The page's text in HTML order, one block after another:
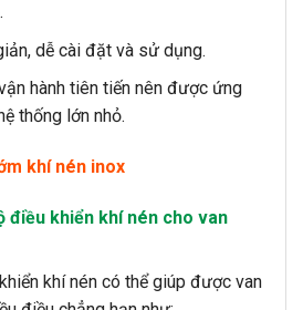
dễ cài đặt và sử dụng.
hành tiên tiến nên được ứng
thống lớn nhỏ.
khí nén inox
điều khiển khí nén cho van
khí nén có thể giúp được van